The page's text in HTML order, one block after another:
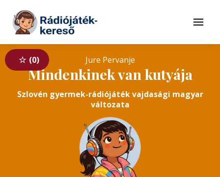
Tovább a tartalomhoz
Menü
0 Jure Pervanje
Mindenkinek van kutyája
Szlovén gyermek-rádiójáték vajdasági magyar
változata